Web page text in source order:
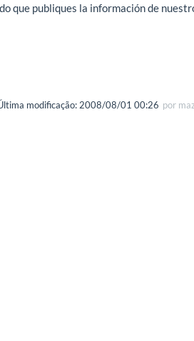
que publiques la información de
modificação: 2008/08/01 00:26 por